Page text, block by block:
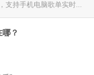
支持手机电脑歌单实时...
？